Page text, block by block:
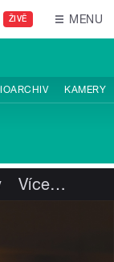
ŽIVĚ MENU
KAMERY
Více…